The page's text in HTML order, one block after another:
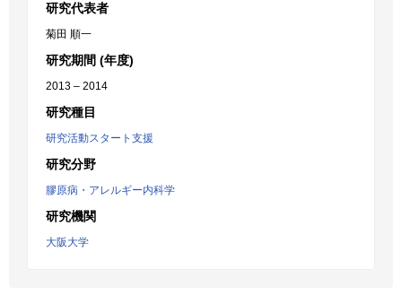
研究代表者
菊田 順一
研究期間 (年度)
2013 – 2014
研究種目
研究活動スタート支援
研究分野
膠原病・アレルギー内科学
研究機関
大阪大学